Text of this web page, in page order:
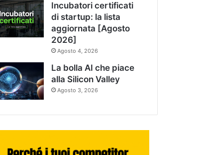
Incubatori certificati
di startup: la lista
aggiornata [Agosto
2026]
Agosto 4, 2026
La bolla AI che piace
alla Silicon Valley
Agosto 3, 2026